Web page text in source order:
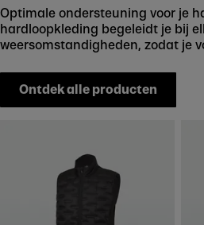
Optimale ondersteuning voor je
hardloopkleding begeleidt je bij
weersomstandigheden, zodat je
Ontdek alle producten